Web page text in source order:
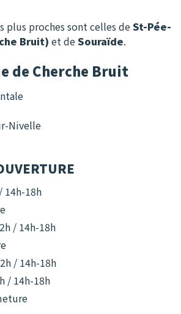
plus proches sont celles deSt-Pée-
Bruit) et deSouraïde.
de Cherche Bruit
Nivelle
14h-18h
/ 14h-18h
/ 14h-18h
/ 14h-18h